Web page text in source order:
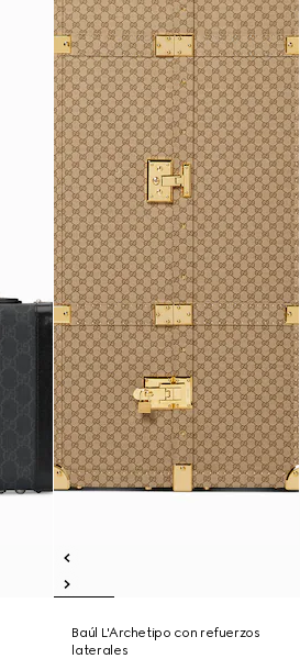
Baúl L'Archetipo con refuerzos
laterales